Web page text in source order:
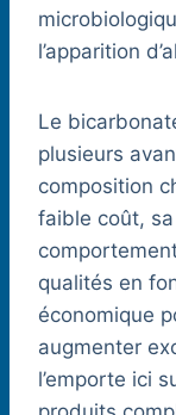
l’apparition
Le
plusieurs
composition
faible coût,
qualités en
économique
augmenter
l’emporte ici